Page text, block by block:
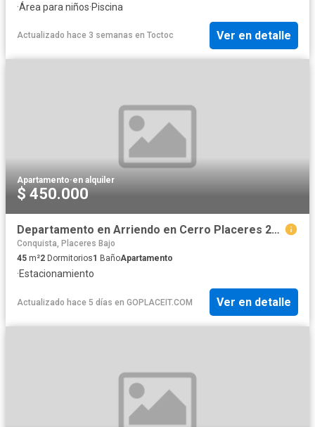
·Área para niños·Piscina
Actualizado hace 3 semanas en Toctoc Ver en detalle
Apartamento·en alquiler
$ 450.000
Departamento en Arriendo en Cerro Placeres 2d1b con estacionamiento / disponible INMEDIATO
Conquista, Placeres Bajo
45 m²2 Dormitorios1 BañoApartamento
·Estacionamiento
Actualizado hace 5 días en GOPLACEIT.COM Ver en detalle